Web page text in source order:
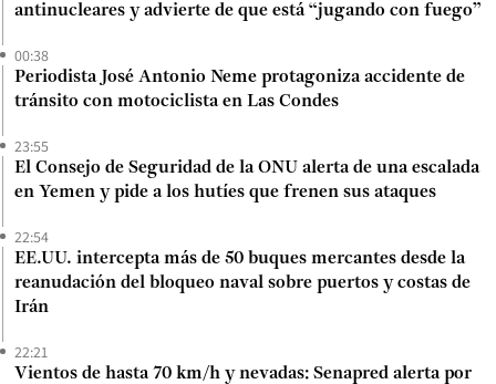
antinucleares y advierte de que está “jugando con fuego”
00:38
Periodista José Antonio Neme protagoniza accidente de
tránsito con motociclista en Las Condes
23:55
El Consejo de Seguridad de la ONU alerta de una escalada
en Yemen y pide a los hutíes que frenen sus ataques
22:54
EE.UU. intercepta más de 50 buques mercantes desde la
reanudación del bloqueo naval sobre puertos y costas de
Irán
22:21
Vientos de hasta 70 km/h y nevadas: Senapred alerta por